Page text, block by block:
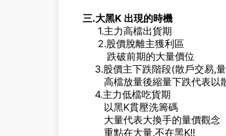
三.大黑K 出現的時機
1.主力高檔出貨期
2.股價脫離主獲利區
跌破前期的大量價位
3.股價主下跌階段(散戶交易,
高檔放量後縮量下跌代表以
4.主力低檔吃貨期
以黑K貫壓洗籌碼
大量代表大換手的量價觀念
重點在大量,不在黑K!!